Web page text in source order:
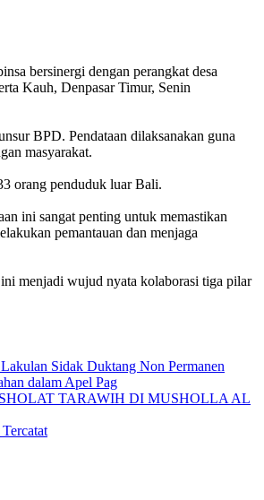
bersinergi dengan perangkat desa
Kauh, Denpasar Timur, Senin
BPD. Pendataan dilaksanakan guna
masyarakat.
orang penduduk luar Bali.
ini sangat penting untuk memastikan
pemantauan dan menjaga
menjadi wujud nyata kolaborasi tiga pilar
Sidak Duktang Non Permanen
dalam Apel Pag
TARAWIH DI MUSHOLLA AL